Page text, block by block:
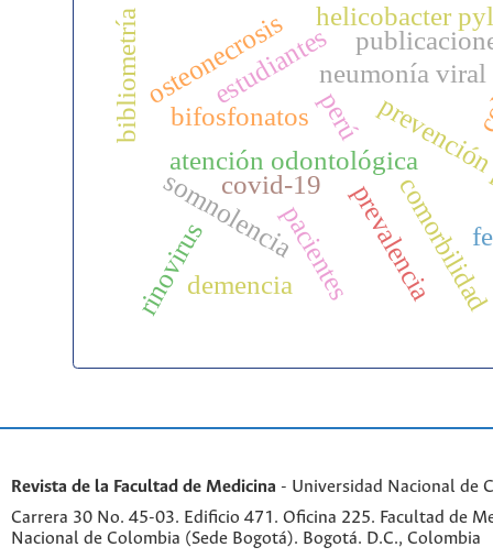
bifosfonatos
osteonecrosis
atención odontológica
somnolencia
estudiantes
prevalencia
covid-19
rinovirus
neumonía viral
comorbilidad
helicobacter
bibliometría
pacientes
perú
demencia
Revista de la Facultad de Medicina - Universidad Nacional de
Carrera 30 No. 45-03. Edificio 471. Oficina 225. Facultad de
Nacional de Colombia (Sede Bogotá). Bogotá. D.C., Colombia